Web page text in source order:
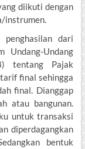
diikuti dengan
instrumen.
dari
Undang-Undang
tentang Pajak
final sehingga
final. Dianggap
atau bangunan.
untuk transaksi
diperdagangkan
bentuk